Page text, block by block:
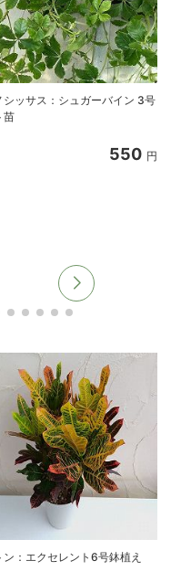
シッサス：シュガーバイン 3号
苗
550 円
ン：エクセレント6号鉢植え